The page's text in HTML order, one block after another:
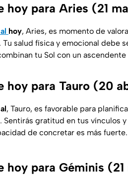
hoy para Aries (21
hoy, Aries, es momento de
Tu salud física y emocional debe
tu Sol con un
hoy para Tauro (20
, Tauro, es favorable para
gratitud en tus vínculos
de concretar es más
hoy para Géminis